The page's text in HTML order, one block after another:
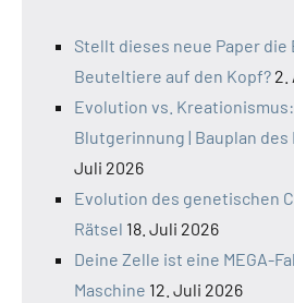
Stellt dieses neue Paper
Beuteltiere auf den Kopf? 2.
Evolution vs.
Blutgerinnung | Bauplan
Juli 2026
Evolution des genetischen
Rätsel 18. Juli 2026
Deine Zelle ist eine MEGA-
Maschine 12. Juli 2026